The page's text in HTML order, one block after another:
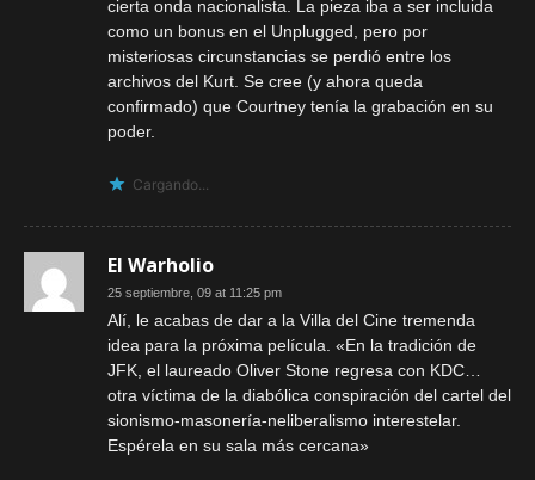
cierta onda nacionalista. La pieza iba a ser incluida
como un bonus en el Unplugged, pero por
misteriosas circunstancias se perdió entre los
archivos del Kurt. Se cree (y ahora queda
confirmado) que Courtney tenía la grabación en su
poder.
Cargando...
El Warholio
25 septiembre, 09 at 11:25 pm
Alí, le acabas de dar a la Villa del Cine tremenda
idea para la próxima película. «En la tradición de
JFK, el laureado Oliver Stone regresa con KDC…
otra víctima de la diabólica conspiración del cartel del
sionismo-masonería-neliberalismo interestelar.
Espérela en su sala más cercana»